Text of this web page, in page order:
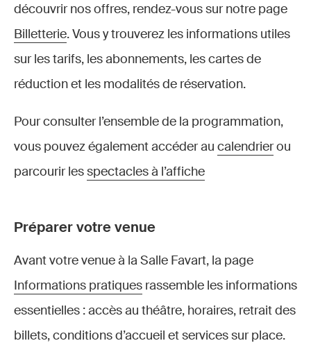
découvrir nos offres, rendez-vous sur notre page
Billetterie. Vous y trouverez les informations utiles
sur les tarifs, les abonnements, les cartes de
réduction et les modalités de réservation.
Pour consulter l’ensemble de la programmation,
vous pouvez également accéder au calendrierou
parcourir lesspectacles à l’affiche
Préparer votre venue
Avant votre venue à la Salle Favart, la page
Informations pratiques rassemble les informations
essentielles : accès au théâtre, horaires, retrait des
billets, conditions d’accueil et services sur place.